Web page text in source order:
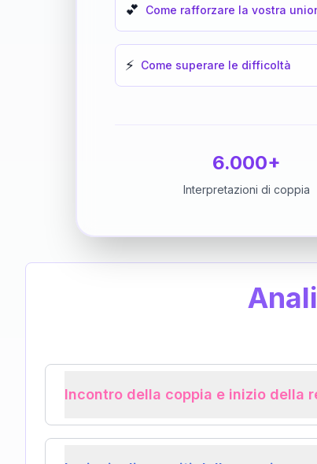
💕 Come rafforzare la vostra
⚡ Come superare le difficoltà
6.000+
Interpretazioni di coppia
Incontro della coppia e inizio della